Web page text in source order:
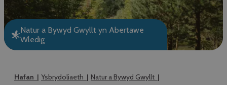
Natur a Bywyd Gwyllt yn Abertawe
Wledig
Hafan Ysbrydoliaeth
Natur a Bywyd Gwyllt